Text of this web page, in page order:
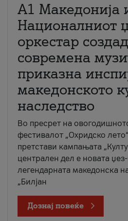
А1 Македонија
Националниот
оркестар
современа
приказна
македонското
наследство
Во пресрет на
фестивалот „Охридско
претстави кампањата
централен дел е новата
легендарната македонска
„Билјан
Дознај повеќе